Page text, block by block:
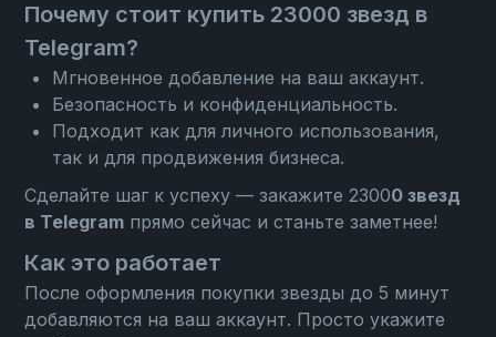
Почему стоит купить 23000 звезд в
Telegram?
Мгновенное добавление на ваш аккаунт.
Безопасность и конфиденциальность.
Подходит как для личного использования,
так и для продвижения бизнеса.
Сделайте шаг к успеху — закажите 23000 звезд
в Telegram прямо сейчас и станьте заметнее!
Как это работает
После оформления покупки звезды до 5 минут
добавляются на ваш аккаунт. Просто укажите